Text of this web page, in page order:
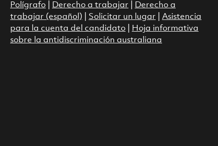
Polígrafo| Derecho a trabajar
Derecho a
trabajar (español)
Solicitar un lugar
Asistencia
para la cuenta del candidato|
Hoja informativa
sobre la antidiscriminación australiana